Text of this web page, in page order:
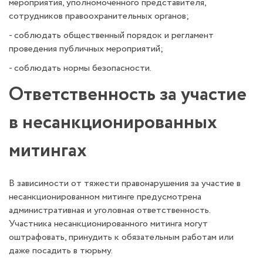
сотрудников правоохранительных органов;
- соблюдать общественный порядок и регламент
проведения публичных мероприятий;
- соблюдать нормы безопасности.
Ответственность за участие
в несанкционированных
митингах
В зависимости от тяжести правонарушения за участие в
несанкционированном митинге предусмотрена
административная и уголовная ответственность.
Участника несанкционированного митинга могут
оштрафовать, принудить к обязательным работам или
даже посадить в тюрьму.